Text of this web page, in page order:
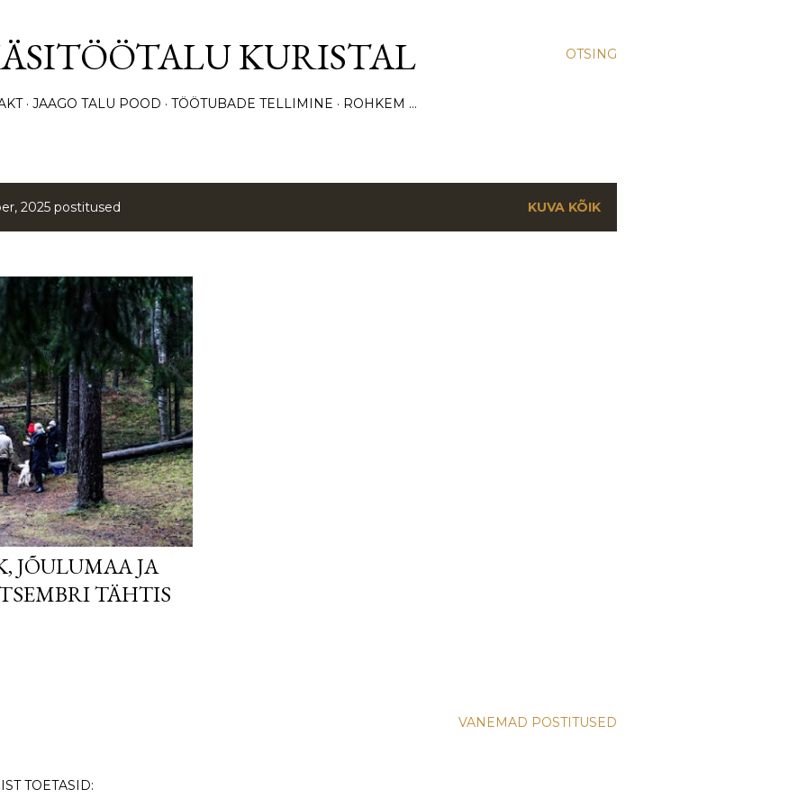
OTSING
KURISTAL
JAAGO TALU POOD TÖÖTUBADE TELLIMINE ROHKEM …
2025 postitused KUVA KÕIK
JÕULUMAA JA
TÄHTIS
VANEMAD POSTITUSED
TOETASID: